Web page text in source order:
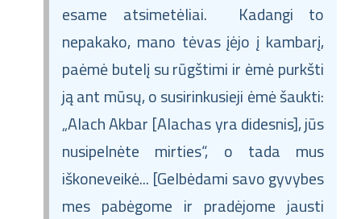
esame atsimetėliai. Kadangi to
nepakako, mano tėvas įėjo į kambarį,
paėmė butelį su rūgštimi ir ėmė purkšti
ją ant mūsų, o susirinkusieji ėmė šaukti:
„Alach Akbar [Alachas yra didesnis], jūs
nusipelnėte mirties“, o tada mus
iškoneveikė... [Gelbėdami savo gyvybes
mes pabėgome ir pradėjome jausti